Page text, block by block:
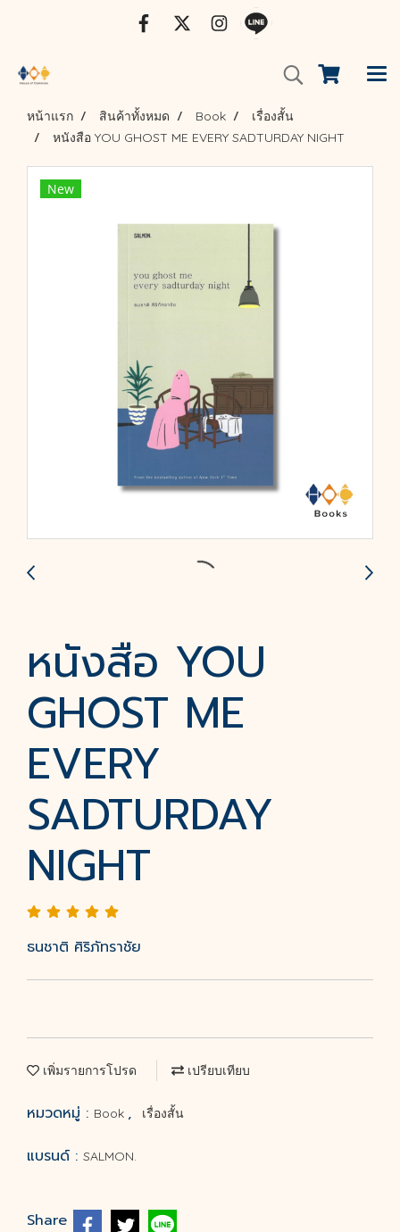
หน้าแรก สินค้าทั้งหมด Book
เรื่องสั้น
หนังสือ YOU GHOST ME EVERY SADTURDAY NIGHT
New
หนังสือ YOU
GHOST ME
EVERY
SADTURDAY
NIGHT
ธนชาติ ศิริภัทราชัย
เพิ่มรายการโปรด เปรียบเทียบ
หมวดหมู่ : Book , เรื่องสั้น
แบรนด์ : SALMON.
Share